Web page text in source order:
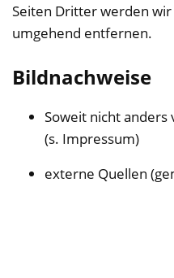
Seiten Dritter werden
umgehend entfernen.
Bildnachweise
Soweit nicht
(s. Impressum)
externe Quellen